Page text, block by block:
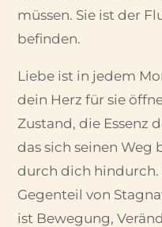
müssen. Sie ist der
befinden.
Liebe ist in jedem
dein Herz für sie
Zustand, die Essenz
das sich seinen Weg
durch dich hindurch.
Gegenteil von
ist Bewegung,